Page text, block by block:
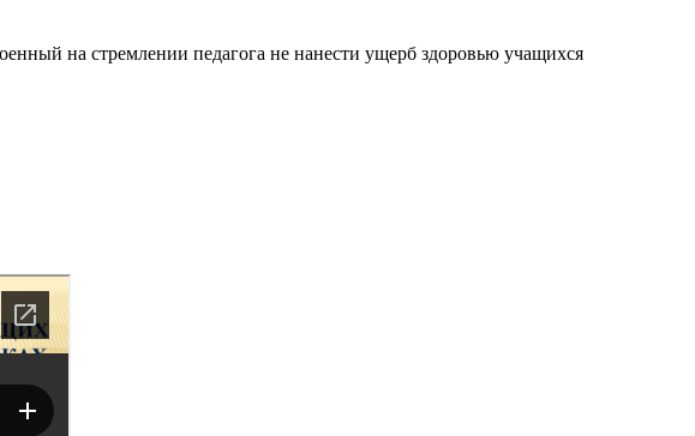
на стремлении педагога не нанести ущерб здоровью учащихся